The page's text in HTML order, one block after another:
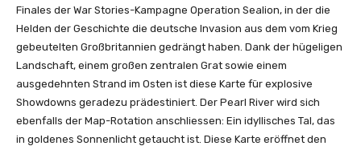
Finales der War Stories-Kampagne Operation Sealion, in der die
Helden der Geschichte die deutsche Invasion aus dem vom Krieg
gebeutelten Großbritannien gedrängt haben. Dank der hügeligen
Landschaft, einem großen zentralen Grat sowie einem
ausgedehnten Strand im Osten ist diese Karte für explosive
Showdowns geradezu prädestiniert. Der Pearl River wird sich
ebenfalls der Map-Rotation anschliessen: Ein idyllisches Tal, das
in goldenes Sonnenlicht getaucht ist. Diese Karte eröffnet den